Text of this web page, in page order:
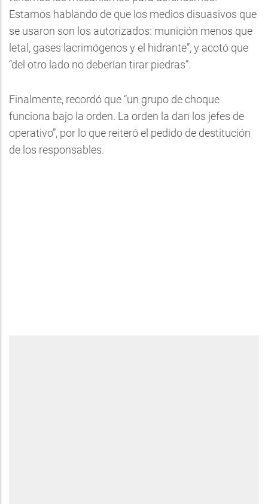
Estamos hablando de que los medios disuasivos que
se usaron son los autorizados: munición menos que
letal, gases lacrimógenos y el hidrante”, y acotó que
“del otro lado no deberían tirar piedras”.
Finalmente, recordó que “un grupo de choque
funciona bajo la orden. La orden la dan los jefes de
operativo”, por lo que reiteró el pedido de destitución
de los responsables.